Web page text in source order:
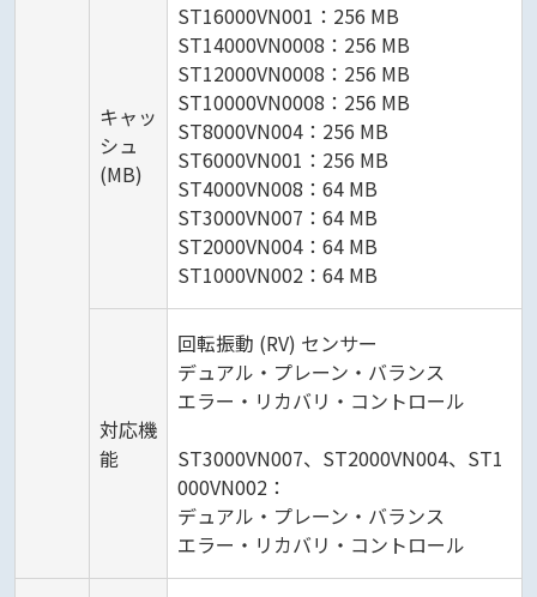
キャッ
シュ
(MB)
ST16000VN001：256 MB
ST14000VN0008：256 MB
ST12000VN0008：256 MB
ST10000VN0008：256 MB
ST8000VN004：256 MB
ST6000VN001：256 MB
ST4000VN008：64 MB
ST3000VN007：64 MB
ST2000VN004：64 MB
ST1000VN002：64 MB
対応機
能
回転振動 (RV) センサー
デュアル・プレーン・バランス
エラー・リカバリ・コントロール
ST3000VN007、ST2000VN004、ST1
000VN002：
デュアル・プレーン・バランス
エラー・リカバリ・コントロール